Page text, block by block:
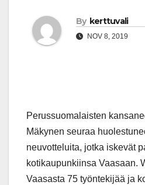
By kerttuvali
NOV 8, 2019
Perussuomalaisten
Mäkynen seuraa
neuvotteluita, jotka iskevät
kotikaupunkiinsa Vaasaan.
Vaasasta 75 työntekijää ja